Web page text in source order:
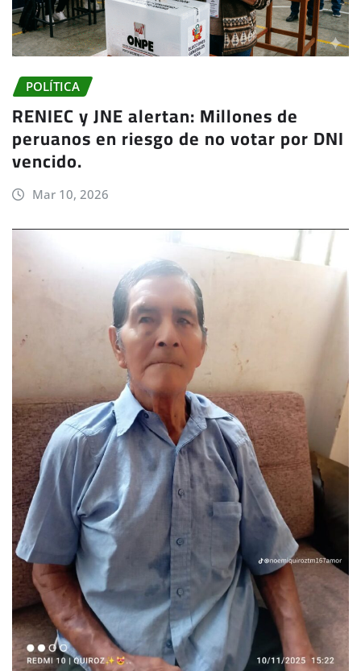
POLÍTICA
RENIEC y JNE alertan: Millones de
peruanos en riesgo de no votar por DNI
vencido.
Mar 10, 2026